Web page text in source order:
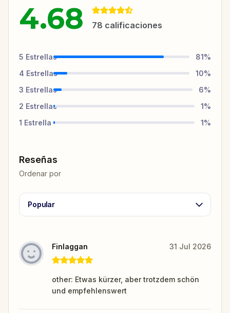
4.68 78 calificaciones
5 Estrellas 81%
4 Estrellas 10%
3 Estrellas 6%
2 Estrellas 1%
1 Estrella 1%
Reseñas
Ordenar por
Popular
Finlaggan 31 Jul 2026
other: Etwas kürzer, aber trotzdem schön
und empfehlenswert